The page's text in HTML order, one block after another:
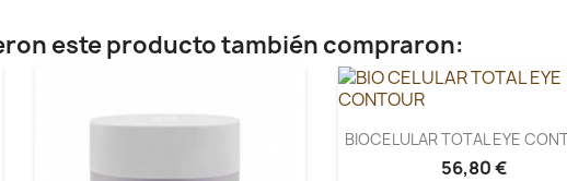
este producto también compraron:
BIOCELULAR TOTAL EYE
56,80 €